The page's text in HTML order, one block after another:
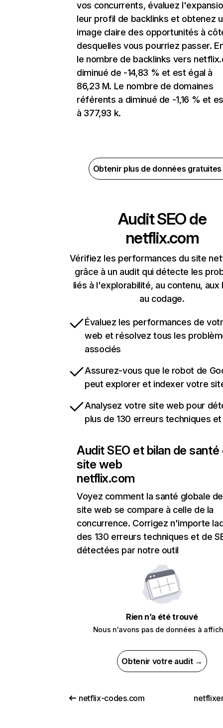
vos concurrents, évaluez
leur profil de backlinks et obtenez
image claire des opportunités à
desquelles vous pourriez passer.
le nombre de backlinks vers
diminué de -14,83 % et est égal à
86,23 M. Le nombre de domaines
référents a diminué de -1,16 % et
à 377,93 k.
Obtenir plus de données
Audit SEO de
netflix.com
Vérifiez les performances du site
grâce à un audit qui détecte les
liés à l'explorabilité, au contenu, aux
au codage.
Évaluez les performances de
web et résolvez tous les
associés
Assurez-vous que le robot de
peut explorer et indexer votre
Analysez votre site web pour
plus de 130 erreurs techniques et
Audit SEO et bilan de santé
site web
netflix.com
Voyez comment la santé globale
site web se compare à celle de la
concurrence. Corrigez n'importe
des 130 erreurs techniques et de
détectées par notre outil
Rien n’a été trouvé
Nous n'avons pas de données à
Obtenir votre audit →
netflix-codes.com